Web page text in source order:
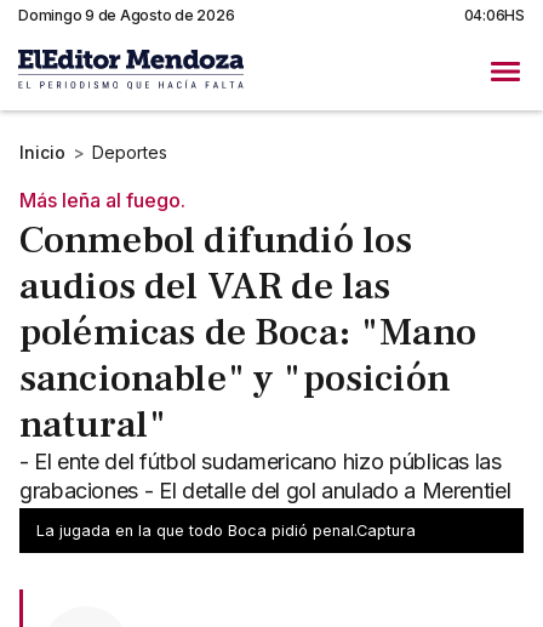
Domingo 9 de Agosto de 2026 04:06HS
Inicio > Deportes
Más leña al fuego.
Conmebol difundió los
audios del VAR de las
polémicas de Boca: "Mano
sancionable" y "posición
natural"
- El ente del fútbol sudamericano hizo públicas las
grabaciones - El detalle del gol anulado a Merentiel
y el penal que reclamó todo el estadio sobre el final
La jugada en la que todo Boca pidió penal.Captura